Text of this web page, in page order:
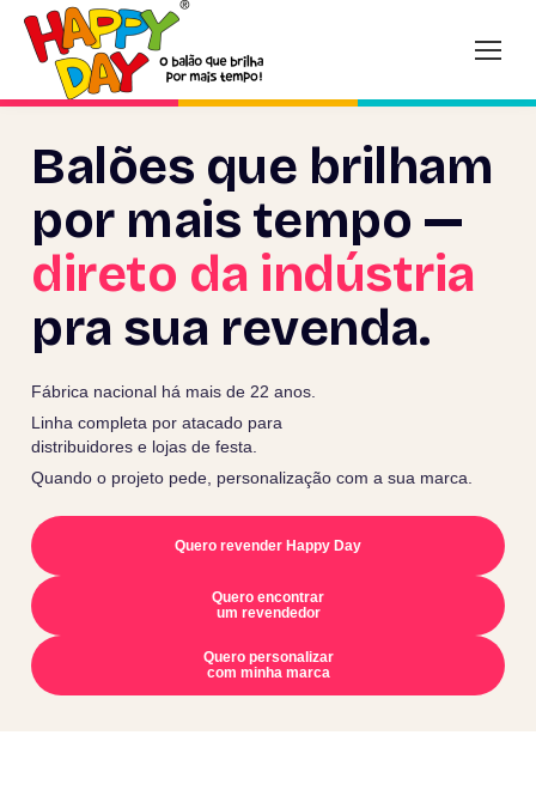
Balões que brilham
por mais tempo —
direto da indústria
pra sua revenda.
Fábrica nacional há mais de 22 anos.
Linha completa por atacado para
distribuidores e lojas de festa.
Quando o projeto pede, personalização com a sua marca.
Quero revender Happy Day
Quero encontrar
um revendedor
Quero personalizar
com minha marca